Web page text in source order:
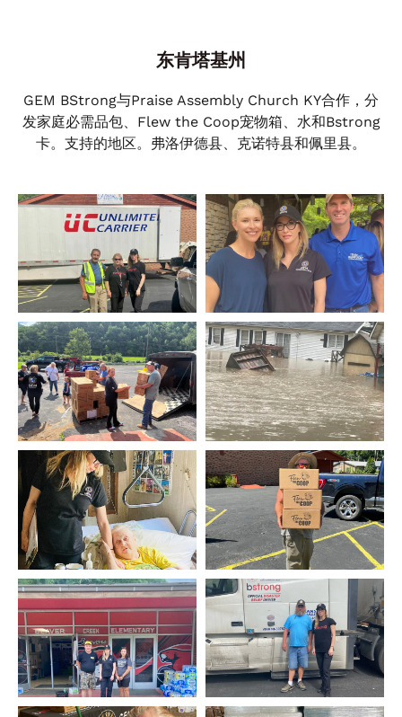
东肯塔基州
GEM BStrong与Praise Assembly Church KY合作，分
发家庭必需品包、Flew the Coop宠物箱、水和Bstrong
卡。支持的地区。弗洛伊德县、克诺特县和佩里县。